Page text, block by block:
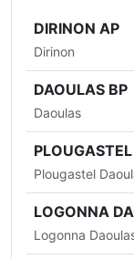
DIRINON AP
Dirinon
DAOULAS BP
Daoulas
Plougastel
LOGONNA
Logonna